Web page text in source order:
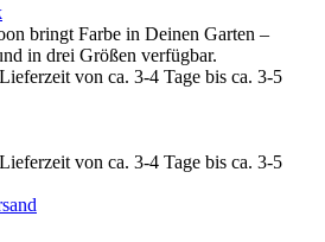
bringt Farbe in Deinen Garten –
in drei Größen verfügbar.
von ca. 3-4 Tage bis ca. 3-5
von ca. 3-4 Tage bis ca. 3-5